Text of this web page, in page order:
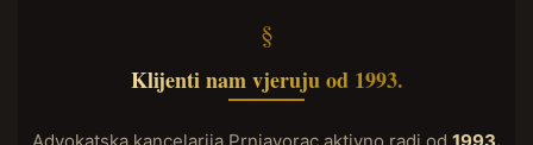
Klijenti nam vjeruju od 1993.